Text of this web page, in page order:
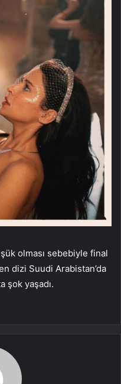
olması sebebiyle final
dizi Suudi Arabistan’da
şok yaşadı.